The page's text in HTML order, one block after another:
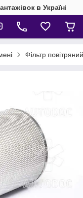
в Україні
Фільтр